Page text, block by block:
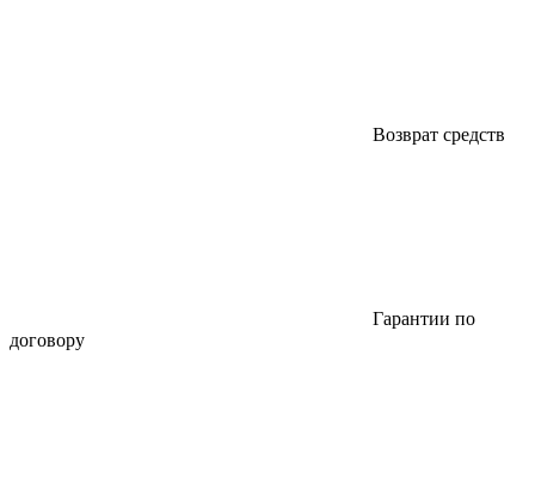
Возврат средств
Гарантии по
договору